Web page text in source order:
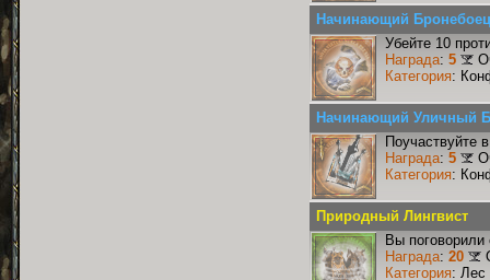
Начинающий Бронебоец
Убейте 10
Награда: 5
Категория:
Начинающий Уличный
Поучаствуйте
Награда: 5
Категория:
Природный Лингвист
Вы
Награда: 20
Категория: Лес